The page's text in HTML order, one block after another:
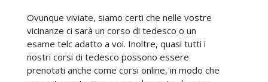
Ovunque viviate, siamo certi che nelle vostre
vicinanze ci sarà un corso di tedesco o un
esame telc adatto a voi. Inoltre, quasi tutti i
nostri corsi di tedesco possono essere
prenotati anche come corsi online, in modo che